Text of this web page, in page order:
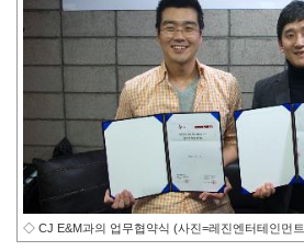
◇ CJ E&M과의 업무협약식 (사진=레진엔터테인먼